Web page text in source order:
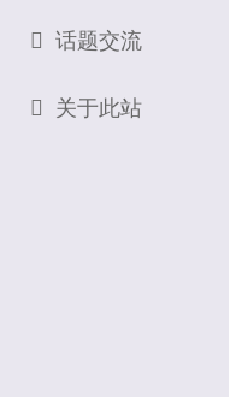
话题交流
关于此站